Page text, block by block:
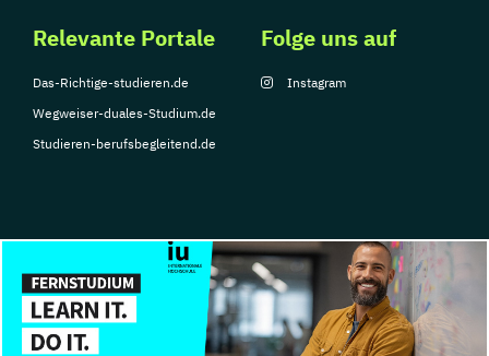
Relevante Portale
Das-Richtige-studieren.de
Wegweiser-duales-Studium.de
Studieren-berufsbegleitend.de
Folge uns auf
Instagram
© Copyright 2026, TarGroup Media GmbH
Impressum
Datenschutzerklärung Nutzungsbedingungen